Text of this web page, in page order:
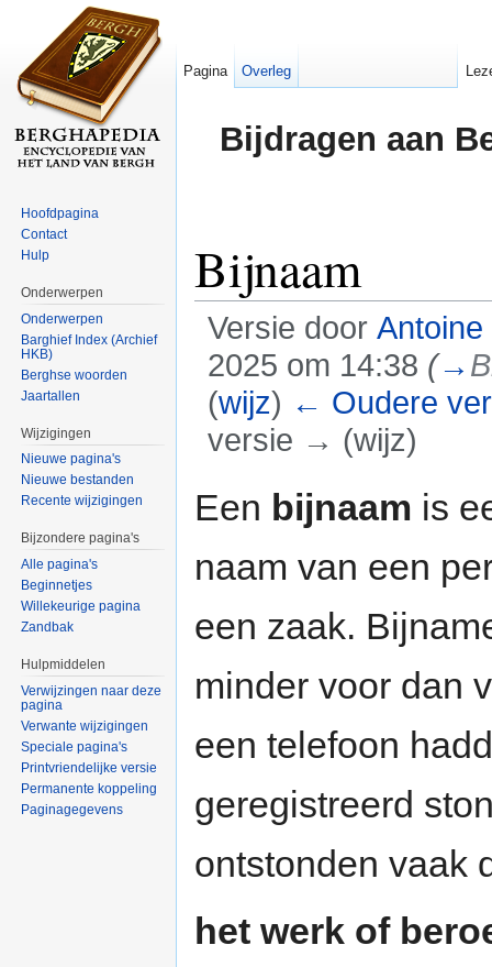
Bijdragen aan
Bijnaam
Versie door
2025 om 14:38 (→
(wijz) ← Oudere
versie → (wijz)
Een bijnaam is
naam van een
een zaak.
minder voor dan
een telefoon
geregistreerd
ontstonden vaak
het werk of
Pagina Overleg
Hoofdpagina
Contact
Hulp
Onderwerpen
Onderwerpen
Barghief Index (Archief
HKB)
Berghse woorden
Jaartallen
Wijzigingen
Nieuwe pagina's
Nieuwe bestanden
Recente wijzigingen
Bijzondere pagina's
Alle pagina's
Beginnetjes
Willekeurige pagina
Zandbak
Hulpmiddelen
Verwijzingen naar deze
pagina
Verwante wijzigingen
Speciale pagina's
Printvriendelijke versie
Permanente koppeling
Paginagegevens